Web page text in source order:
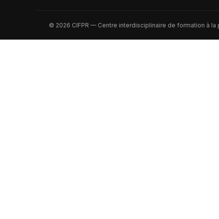
© 2026 CIFPR — Centre interdisciplinaire de formation à la